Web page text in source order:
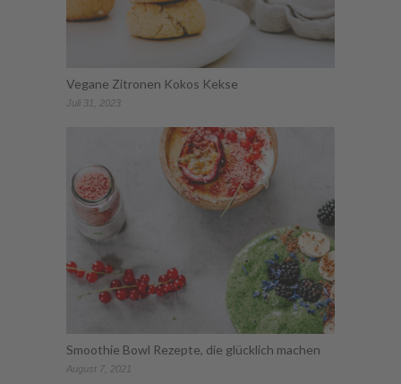
Vegane Zitronen Kokos Kekse
Juli 31, 2023
Smoothie Bowl Rezepte, die glücklich machen
August 7, 2021